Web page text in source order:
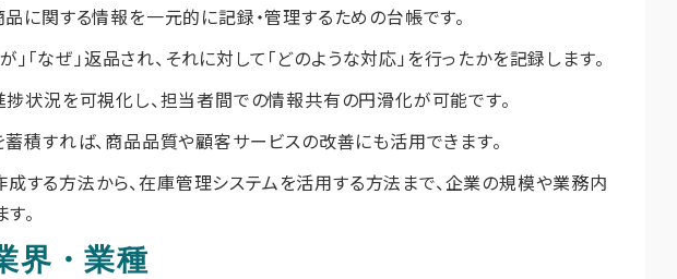
に関する情報を一元的に記録・管理するための台帳です。
」「なぜ」返品され、それに対して「どのような対応」を行ったかを記録します。
状況を可視化し、担当者間での情報共有の円滑化が可能です。
積すれば、商品品質や顧客サービスの改善にも活用できます。
する方法から、在庫管理システムを活用する方法まで、企業の規模や業務内
。
界・業種